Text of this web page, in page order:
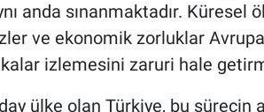
anda sınanmaktadır. Küresel
ve ekonomik zorluklar Avrupa
izlemesini zaruri hale
ülke olan Türkiye, bu sürecin